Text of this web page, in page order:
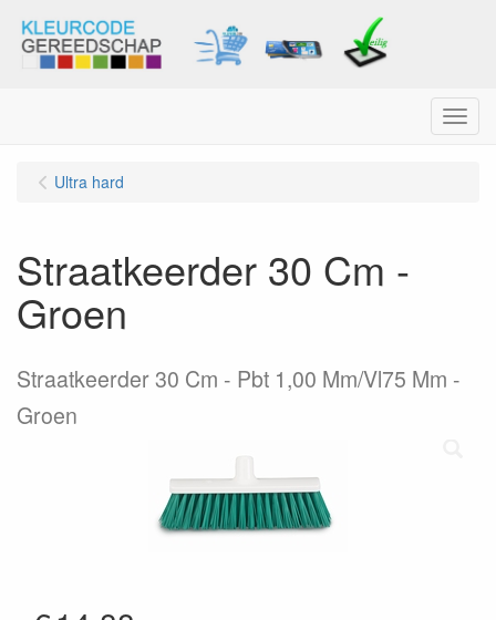
Menu
Ultra hard
Straatkeerder 30 Cm -
Groen
Straatkeerder 30 Cm - Pbt 1,00 Mm/Vl75 Mm -
Groen